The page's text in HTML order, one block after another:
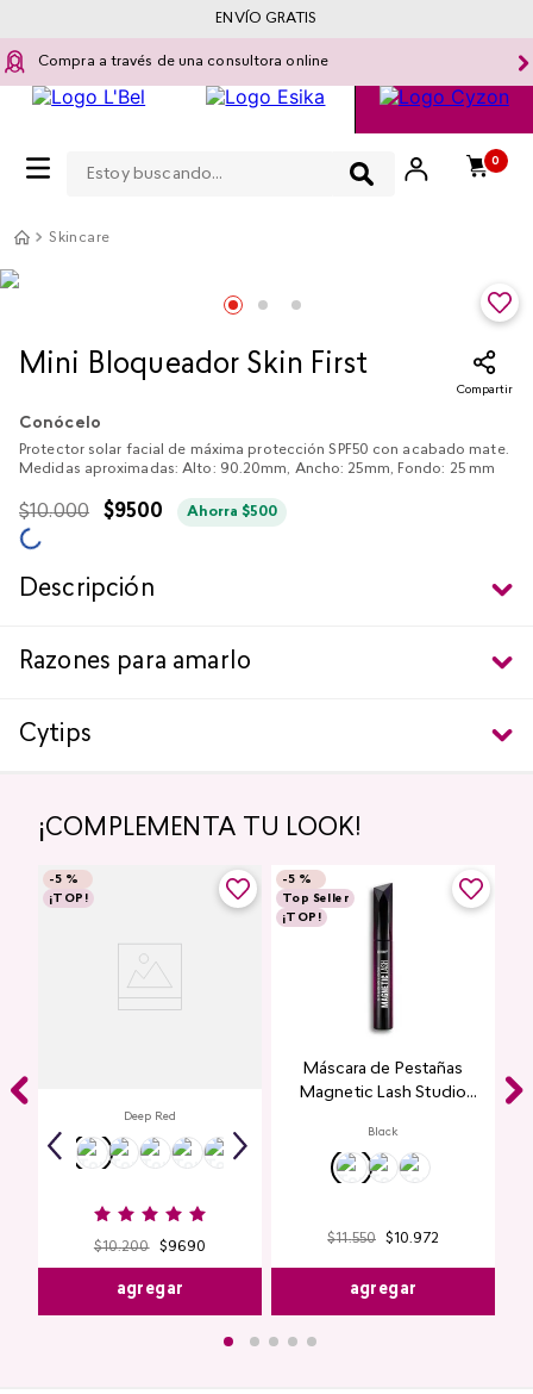
Compra a través de una consultora online
0
ENVÍO GRATIS
Skincare
Mini Bloqueador Skin First
Compartir
Conócelo
Protector solar facial de máxima protección SPF50 con acabado mate.
Medidas aproximadas: Alto: 90.20mm, Ancho: 25mm, Fondo: 25 mm
$10.000 $9500 Ahorra$500
Descripción
Razones para amarlo
Cytips
¡COMPLEMENTA TU LOOK!
-5 %
¡TOP!
Deep Red
$10.200 $9690
agregar
-5 %
Top Seller
¡TOP!
Máscara de Pestañas
Magnetic Lash Studio
Black
$11.550 $ 10.972
agregar